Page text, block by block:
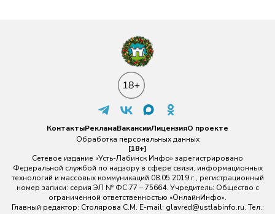
КонтактыРекламаВакансииЛицензияО проекте
Обработка персональных данных
[18+]
Сетевое издание «Усть-Лабинск Инфо» зарегистрировано
Федеральной службой по надзору в сфере связи, информационных
технологий и массовых коммуникаций 08.05.2019 г., регистрационный
номер записи: серия ЭЛ № ФС 77 – 75664. Учредитель: Общество с
ограниченной ответственностью «ОнлайнИнфо».
Главный редактор: Столярова С.М. E-mail: glavred@ustlabinfo.ru. Тел.: